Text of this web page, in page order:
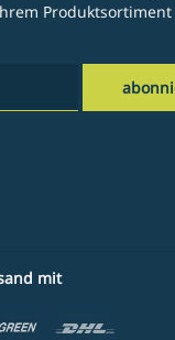
Produktsortiment
mit